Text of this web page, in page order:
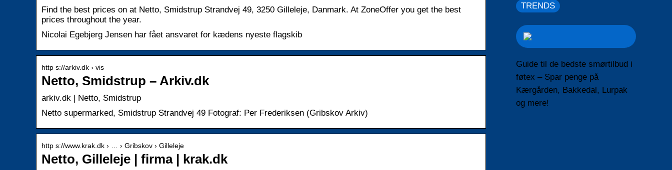
Find the best prices on at Netto, Smidstrup Strandvej 49, 3250 Gilleleje, Danmark. At ZoneOffer you get the best
prices throughout the year.
Nicolai Egebjerg Jensen har fået ansvaret for kædens nyeste flagskib
http s://arkiv.dk › vis
Netto, Smidstrup – Arkiv.dk
arkiv.dk | Netto, Smidstrup
Netto supermarked, Smidstrup Strandvej 49 Fotograf: Per Frederiksen (Gribskov Arkiv)
http s://www.krak.dk › … › Gribskov › Gilleleje
Netto, Gilleleje | firma | krak.dk
TRENDS
Guide til de bedste smørtilbud i
føtex – Spar penge på
Kærgården, Bakkedal, Lurpak
og mere!